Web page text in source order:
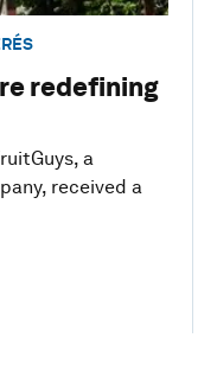
redefining
a
received a